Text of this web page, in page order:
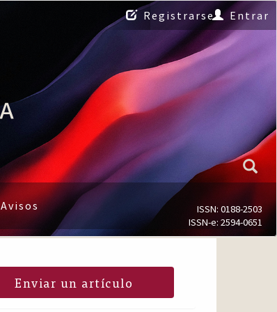
Registrarse Entrar
ISSN: 0188-2503
ISSN-e: 2594-0651
Avisos
Enviar un artículo